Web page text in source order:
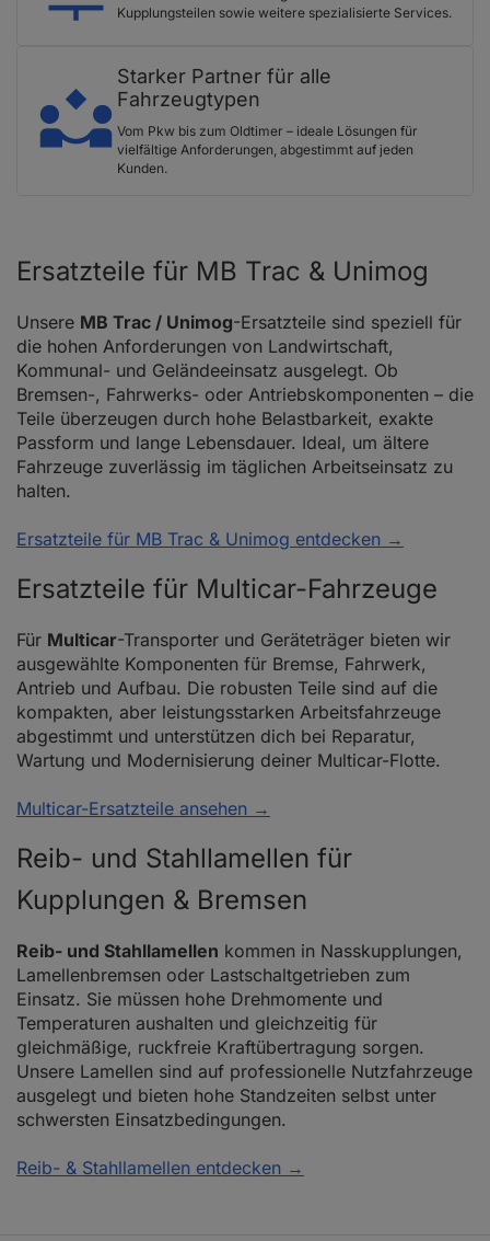
Kupplungsteilen sowie weitere spezialisierte Services.
Starker Partner für alle
Fahrzeugtypen
Vom Pkw bis zum Oldtimer – ideale Lösungen für
vielfältige Anforderungen, abgestimmt auf jeden
Kunden.
Ersatzteile für MB Trac & Unimog
Unsere MB Trac / Unimog-Ersatzteile sind speziell für
die hohen Anforderungen von Landwirtschaft,
Kommunal- und Geländeeinsatz ausgelegt. Ob
Bremsen-, Fahrwerks- oder Antriebskomponenten – die
Teile überzeugen durch hohe Belastbarkeit, exakte
Passform und lange Lebensdauer. Ideal, um ältere
Fahrzeuge zuverlässig im täglichen Arbeitseinsatz zu
halten.
Ersatzteile für MB Trac & Unimog entdecken →
Ersatzteile für Multicar-Fahrzeuge
Für Multicar-Transporter und Geräteträger bieten wir
ausgewählte Komponenten für Bremse, Fahrwerk,
Antrieb und Aufbau. Die robusten Teile sind auf die
kompakten, aber leistungsstarken Arbeitsfahrzeuge
abgestimmt und unterstützen dich bei Reparatur,
Wartung und Modernisierung deiner Multicar-Flotte.
Multicar-Ersatzteile ansehen →
Reib- und Stahllamellen für
Kupplungen & Bremsen
Reib- und Stahllamellen kommen in Nasskupplungen,
Lamellenbremsen oder Lastschaltgetrieben zum
Einsatz. Sie müssen hohe Drehmomente und
Temperaturen aushalten und gleichzeitig für
gleichmäßige, ruckfreie Kraftübertragung sorgen.
Unsere Lamellen sind auf professionelle Nutzfahrzeuge
ausgelegt und bieten hohe Standzeiten selbst unter
schwersten Einsatzbedingungen.
Reib- & Stahllamellen entdecken →